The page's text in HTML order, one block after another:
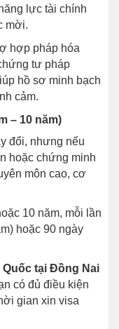
lực tài chính
mời.
hợp pháp hóa
tư pháp
hồ sơ minh bạch
cảm.
– 10 năm)
đổi, nhưng nếu
hoặc chứng minh
môn cao, cơ
10 năm, mỗi lần
hoặc 90 ngày
Quốc tại Đồng Nai
có đủ điều kiện
gian xin visa